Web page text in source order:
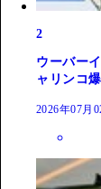
2
ウーバー
ャリンコ
2026年07月